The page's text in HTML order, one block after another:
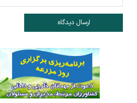
ارسال دیدگاه